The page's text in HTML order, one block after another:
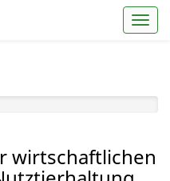
wirtschaftlichen